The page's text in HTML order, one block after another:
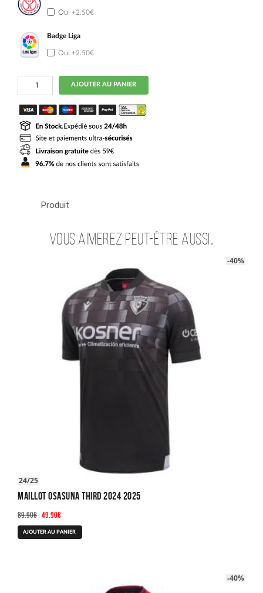
Oui +2.50€
Badge Liga
Oui +2.50€
quantité
Maillot
Osasuna
Exterieur
2025
2026
AJOUTER AU PANIER
Produit
Vous aimerez peut-être aussi…
-40%
24/25
Maillot Osasuna Third 2024 2025
89.90€ Le
prix
initial
49.90€Le
prix
actuel
AJOUTER AU PANIER
-40%